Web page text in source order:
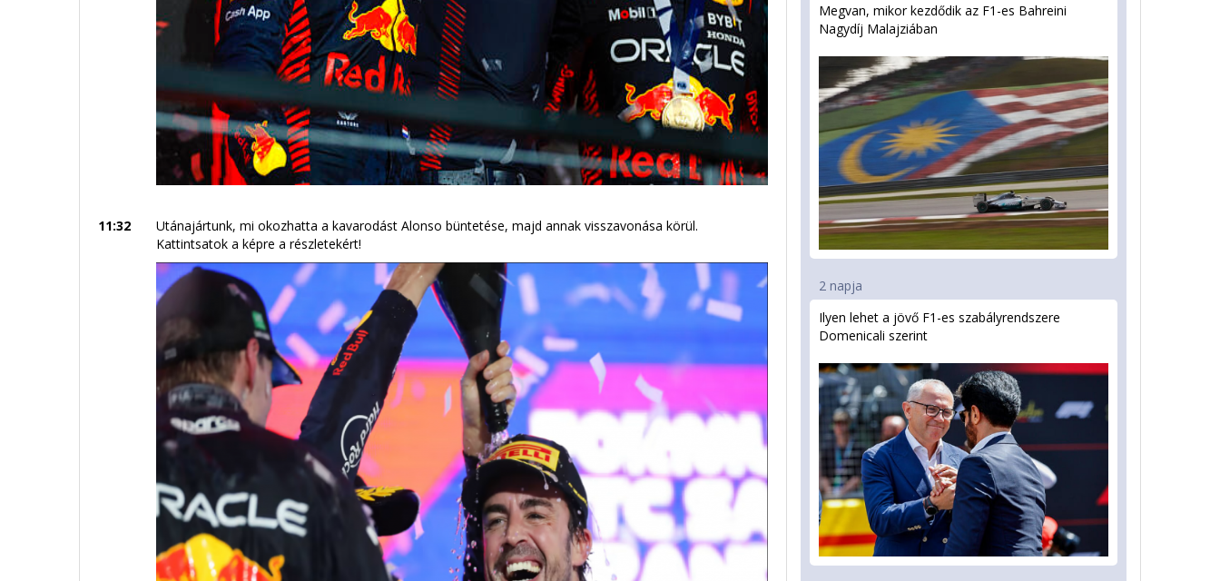
11:32
Utánajártunk, mi okozhatta a kavarodást Alonso büntetése, majd annak visszavonása körül.
Kattintsatok a képre a részletekért!
Megvan, mikor kezdődik az F1-es Bahreini
Nagydíj Malajziában
2 napja
Ilyen lehet a jövő F1-es szabályrendszere
Domenicali szerint